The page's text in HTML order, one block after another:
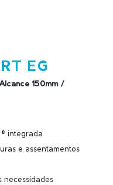
EG
150mm /
integrada
e assentamentos
necessidades